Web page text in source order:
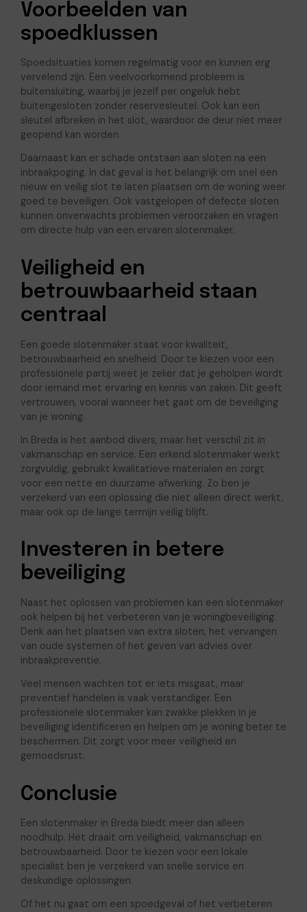
Voorbeelden van
spoedklussen
Spoedsituaties komen regelmatig voor en kunnen erg
vervelend zijn. Een veelvoorkomend probleem is
buitensluiting, waarbij je jezelf per ongeluk hebt
buitengesloten zonder reservesleutel. Ook kan een
sleutel afbreken in het slot, waardoor de deur niet meer
geopend kan worden.
Daarnaast kan er schade ontstaan aan sloten na een
inbraakpoging. In dat geval is het belangrijk om snel een
nieuw en veilig slot te laten plaatsen om de woning weer
goed te beveiligen. Ook vastgelopen of defecte sloten
kunnen onverwachts problemen veroorzaken en vragen
om directe hulp van een ervaren slotenmaker.
Veiligheid en
betrouwbaarheid staan
centraal
Een goede slotenmaker staat voor kwaliteit,
betrouwbaarheid en snelheid. Door te kiezen voor een
professionele partij weet je zeker dat je geholpen wordt
door iemand met ervaring en kennis van zaken. Dit geeft
vertrouwen, vooral wanneer het gaat om de beveiliging
van je woning.
In Breda is het aanbod divers, maar het verschil zit in
vakmanschap en service. Een erkend slotenmaker werkt
zorgvuldig, gebruikt kwalitatieve materialen en zorgt
voor een nette en duurzame afwerking. Zo ben je
verzekerd van een oplossing die niet alleen direct werkt,
maar ook op de lange termijn veilig blijft.
Investeren in betere
beveiliging
Naast het oplossen van problemen kan een slotenmaker
ook helpen bij het verbeteren van je woningbeveiliging.
Denk aan het plaatsen van extra sloten, het vervangen
van oude systemen of het geven van advies over
inbraakpreventie.
Veel mensen wachten tot er iets misgaat, maar
preventief handelen is vaak verstandiger. Een
professionele slotenmaker kan zwakke plekken in je
beveiliging identificeren en helpen om je woning beter te
beschermen. Dit zorgt voor meer veiligheid en
gemoedsrust.
Conclusie
Een slotenmaker in Breda biedt meer dan alleen
noodhulp. Het draait om veiligheid, vakmanschap en
betrouwbaarheid. Door te kiezen voor een lokale
specialist ben je verzekerd van snelle service en
deskundige oplossingen.
Of het nu gaat om een spoedgeval of het verbeteren